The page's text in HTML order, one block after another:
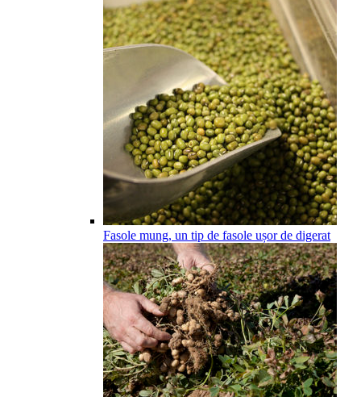
Fasole mung, un tip de fasole ușor de digerat